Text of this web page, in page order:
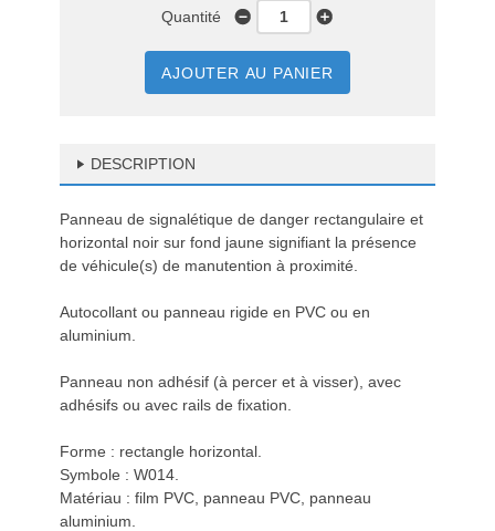
Quantité
AJOUTER AU PANIER
DESCRIPTION
Panneau de signalétique de danger rectangulaire et
horizontal noir sur fond jaune signifiant la présence
de véhicule(s) de manutention à proximité.
Autocollant ou panneau rigide en PVC ou en
aluminium.
Panneau non adhésif (à percer et à visser), avec
adhésifs ou avec rails de fixation.
Forme : rectangle horizontal.
Symbole : W014.
Matériau : film PVC, panneau PVC, panneau
aluminium.